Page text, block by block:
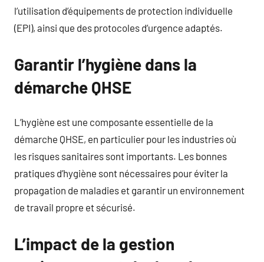
l’utilisation d’équipements de protection individuelle
(EPI), ainsi que des protocoles d’urgence adaptés.
Garantir l’hygiène dans la
démarche QHSE
L’hygiène est une composante essentielle de la
démarche QHSE, en particulier pour les industries où
les risques sanitaires sont importants. Les bonnes
pratiques d’hygiène sont nécessaires pour éviter la
propagation de maladies et garantir un environnement
de travail propre et sécurisé.
L’impact de la gestion